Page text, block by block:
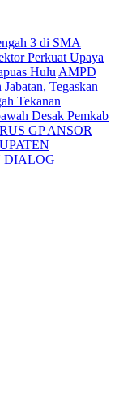
3 di SMA
Perkuat Upaya
Hulu AMPD
Tegaskan
Tekanan
Desak Pemkab
GP ANSOR
DIALOG